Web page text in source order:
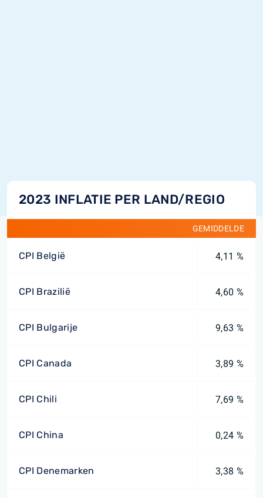
2023 INFLATIE PER LAND/REGIO
GEMIDDELDE
CPI België 4,11 %
CPI Brazilië 4,60 %
CPI Bulgarije 9,63 %
CPI Canada 3,89 %
CPI Chili 7,69 %
CPI China 0,24 %
CPI Denemarken 3,38 %